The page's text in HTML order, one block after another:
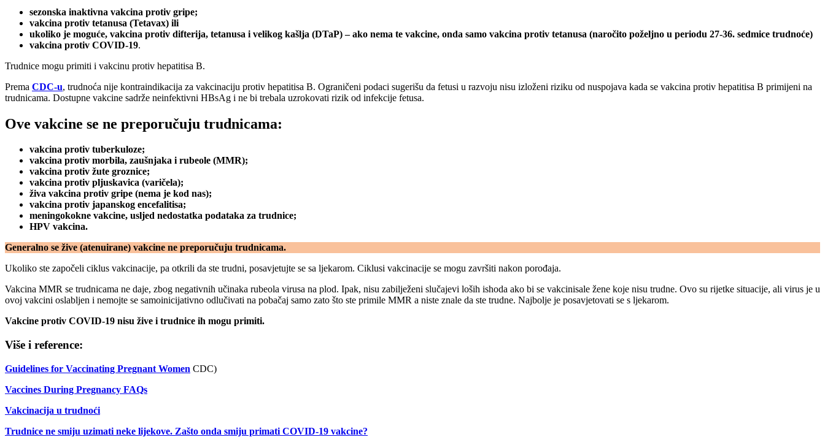
sezonska inaktivna vakcina protiv gripe;
vakcina protiv tetanusa (Tetavax) ili
ukoliko je moguće, vakcina protiv difterija, tetanusa i velikog kašlja (DTaP) – ako nema te vakcine, onda samo vakcina protiv tetanusa (naročito poželjno u periodu 27-36. sedmice trudnoće)
vakcina protiv COVID-19.
Trudnice mogu primiti i vakcinu protiv hepatitisa B.
Prema CDC-u, trudnoća nije kontraindikacija za vakcinaciju protiv hepatitisa B. Ograničeni podaci sugerišu da fetusi u razvoju nisu izloženi riziku od nuspojava kada se vakcina protiv hepatitisa B primijeni na
trudnicama. Dostupne vakcine sadrže neinfektivni HBsAg i ne bi trebala uzrokovati rizik od infekcije fetusa.
Ove vakcine se ne preporučuju trudnicama:
vakcina protiv tuberkuloze;
vakcina protiv morbila, zaušnjaka i rubeole (MMR);
vakcina protiv žute groznice;
vakcina protiv pljuskavica (varičela);
živa vakcina protiv gripe (nema je kod nas);
vakcina protiv japanskog encefalitisa;
meningokokne vakcine, usljed nedostatka podataka za trudnice;
HPV vakcina.
Generalno se žive (atenuirane) vakcine ne preporučuju trudnicama.
Ukoliko ste započeli ciklus vakcinacije, pa otkrili da ste trudni, posavjetujte se sa ljekarom. Ciklusi vakcinacije se mogu završiti nakon porođaja.
Vakcina MMR se trudnicama ne daje, zbog negativnih učinaka rubeola virusa na plod. Ipak, nisu zabilježeni slučajevi loših ishoda ako bi se vakcinisale žene koje nisu trudne. Ovo su rijetke situacije, ali virus je u
ovoj vakcini oslabljen i nemojte se samoinicijativno odlučivati na pobačaj samo zato što ste primile MMR a niste znale da ste trudne. Najbolje je posavjetovati se s ljekarom.
Vakcine protiv COVID-19 nisu žive i trudnice ih mogu primiti.
Više i reference:
Guidelines for Vaccinating Pregnant Women CDC)
Vaccines During Pregnancy FAQs
Vakcinacija u trudnoći
Trudnice ne smiju uzimati neke lijekove. Zašto onda smiju primati COVID-19 vakcine?